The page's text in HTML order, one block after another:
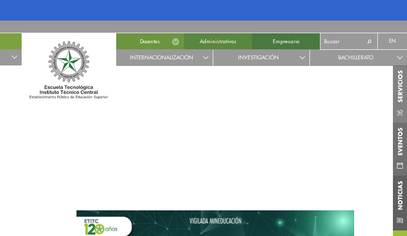
Docentes Administrativos Empresario EN
INTERNACIONALIZACIÓN INVESTIGACIÓN BACHILLERATO